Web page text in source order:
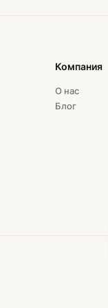
Компания
О нас
Блог